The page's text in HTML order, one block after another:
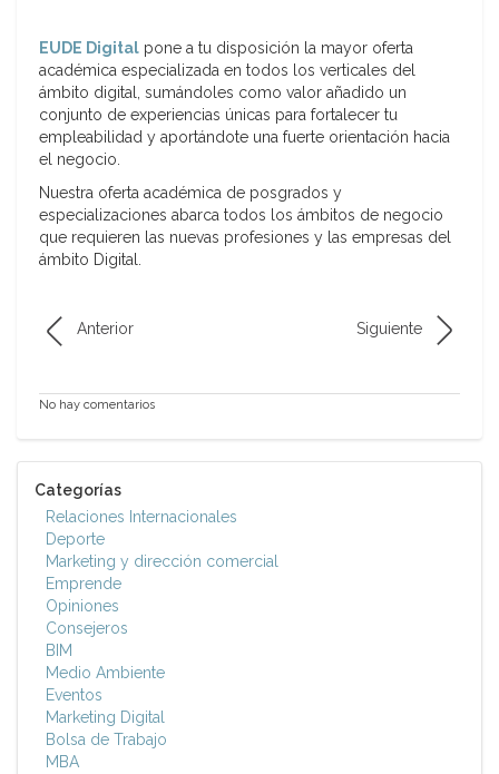
EUDE Digital pone a tu disposición la mayor oferta
académica especializada en todos los verticales del
ámbito digital, sumándoles como valor añadido un
conjunto de experiencias únicas para fortalecer tu
empleabilidad y aportándote una fuerte orientación hacia
el negocio.
Nuestra oferta académica de posgrados y
especializaciones abarca todos los ámbitos de negocio
que requieren las nuevas profesiones y las empresas del
ámbito Digital.
Anterior Siguiente
No hay comentarios
Categorías
Relaciones Internacionales
Deporte
Marketing y dirección comercial
Emprende
Opiniones
Consejeros
BIM
Medio Ambiente
Eventos
Marketing Digital
Bolsa de Trabajo
MBA